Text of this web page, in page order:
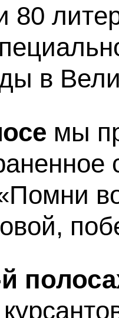
80
в
мы